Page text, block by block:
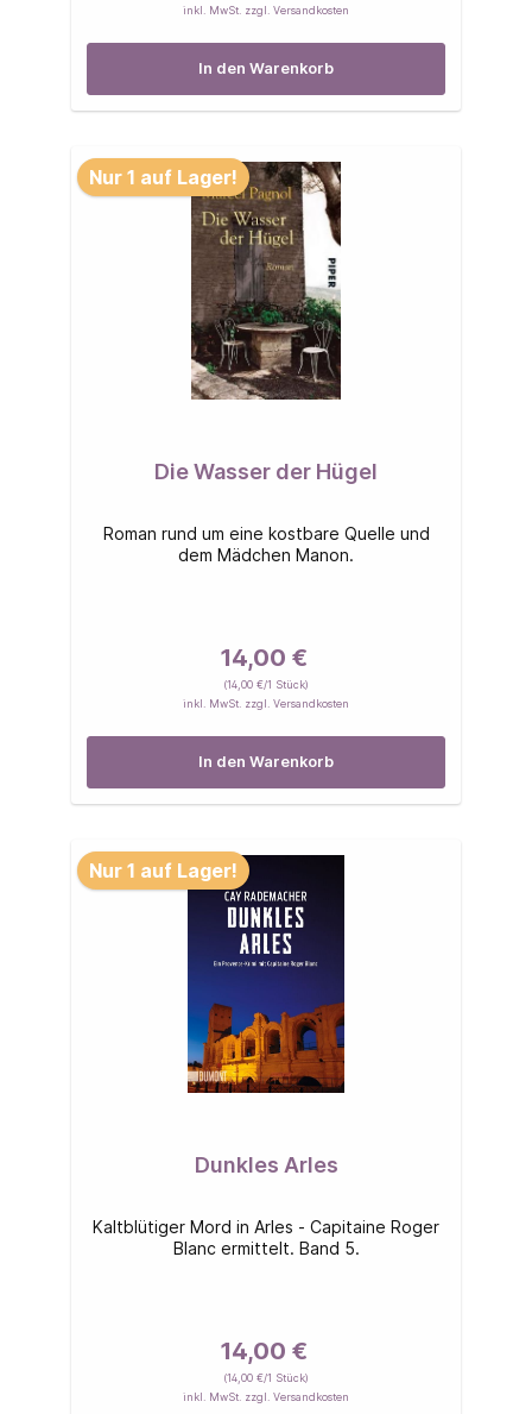
inkl. MwSt. zzgl. Versandkosten
In den Warenkorb
Nur 1 auf Lager!
Die Wasser der Hügel
Roman rund um eine kostbare Quelle und
dem Mädchen Manon.
14,00 €
(14,00 €/1 Stück)
inkl. MwSt. zzgl. Versandkosten
In den Warenkorb
Nur 1 auf Lager!
Dunkles Arles
Kaltblütiger Mord in Arles - Capitaine Roger
Blanc ermittelt. Band 5.
14,00 €
(14,00 €/1 Stück)
inkl. MwSt. zzgl. Versandkosten